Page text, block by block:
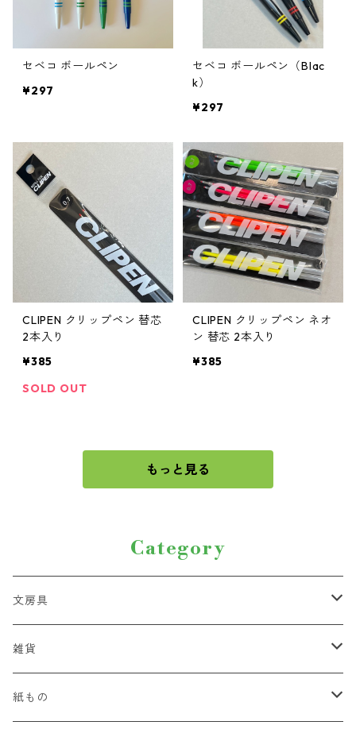
セベコ ボールペン
¥297
セベコ ボールペン（Blac
k）
¥297
CLIPEN クリップペン 替芯
2本入り
¥385
SOLD OUT
CLIPEN クリップペン ネオ
ン 替芯 2本入り
¥385
もっと見る
Category
文房具
ペン
ハサミ・カッター
雑貨
紐
紙もの